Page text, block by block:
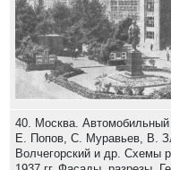
40. Москва.
Е. Попов, С. Муравьев, В.
Волчегорский и др. Схемы